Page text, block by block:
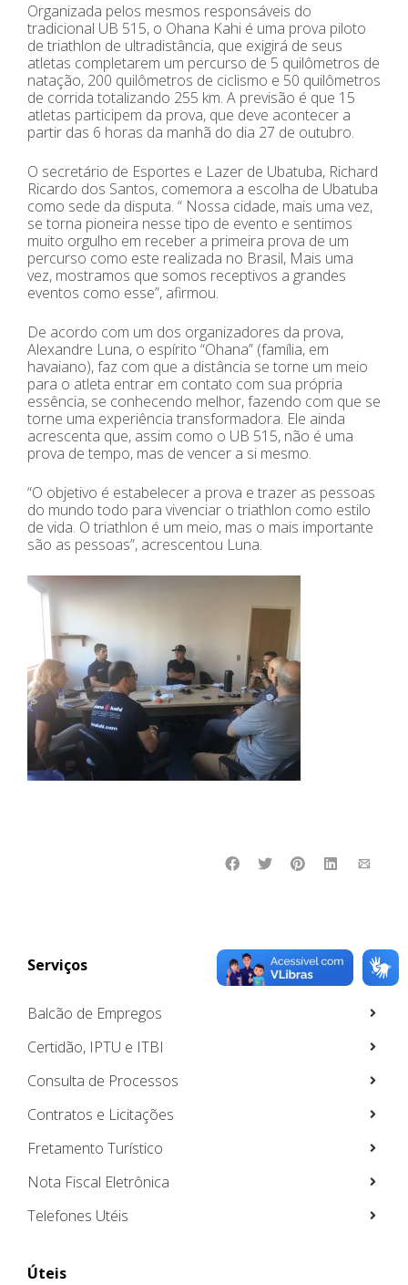
Organizada pelos mesmos responsáveis do
tradicional UB 515, o Ohana Kahi é uma prova piloto
de triathlon de ultradistância, que exigirá de seus
atletas completarem um percurso de 5 quilômetros de
natação, 200 quilômetros de ciclismo e 50 quilômetros
de corrida totalizando 255 km. A previsão é que 15
atletas participem da prova, que deve acontecer a
partir das 6 horas da manhã do dia 27 de outubro.
O secretário de Esportes e Lazer de Ubatuba, Richard
Ricardo dos Santos, comemora a escolha de Ubatuba
como sede da disputa. “ Nossa cidade, mais uma vez,
se torna pioneira nesse tipo de evento e sentimos
muito orgulho em receber a primeira prova de um
percurso como este realizada no Brasil, Mais uma
vez, mostramos que somos receptivos a grandes
eventos como esse”, afirmou.
De acordo com um dos organizadores da prova,
Alexandre Luna, o espírito “Ohana” (família, em
havaiano), faz com que a distância se torne um meio
para o atleta entrar em contato com sua própria
essência, se conhecendo melhor, fazendo com que se
torne uma experiência transformadora. Ele ainda
acrescenta que, assim como o UB 515, não é uma
prova de tempo, mas de vencer a si mesmo.
“O objetivo é estabelecer a prova e trazer as pessoas
do mundo todo para vivenciar o triathlon como estilo
de vida. O triathlon é um meio, mas o mais importante
são as pessoas”, acrescentou Luna.
Serviços
Balcão de Empregos
Certidão, IPTU e ITBI
Consulta de Processos
Contratos e Licitações
Fretamento Turístico
Nota Fiscal Eletrônica
Telefones Utéis
Úteis